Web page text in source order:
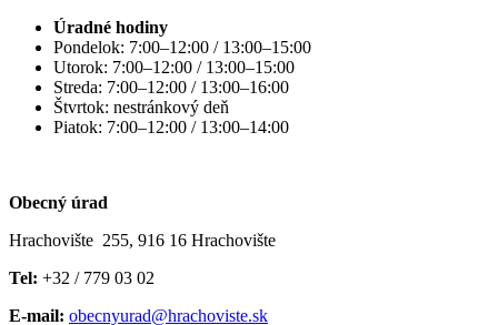
Úradné hodiny
Pondelok: 7:00–12:00 / 13:00–15:00
Utorok: 7:00–12:00 / 13:00–15:00
Streda: 7:00–12:00 / 13:00–16:00
Štvrtok: nestránkový deň
Piatok: 7:00–12:00 / 13:00–14:00
Obecný úrad
Hrachovište 255, 916 16 Hrachovište
Tel: +32 / 779 03 02
E-mail: obecnyurad@hrachoviste.sk